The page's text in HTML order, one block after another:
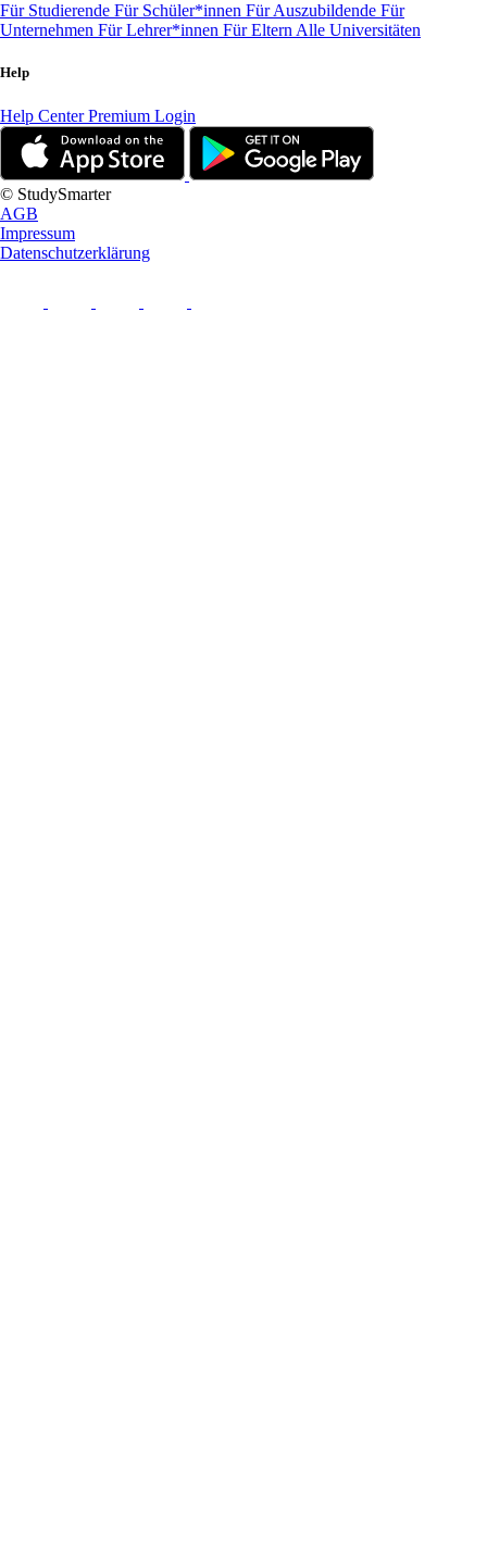
Für Studierende Für Schüler*innen Für Auszubildende Für
Unternehmen Für Lehrer*innen Für Eltern Alle Universitäten
Help
Help CenterPremium Login
© StudySmarter
AGB
Impressum
Datenschutzerklärung